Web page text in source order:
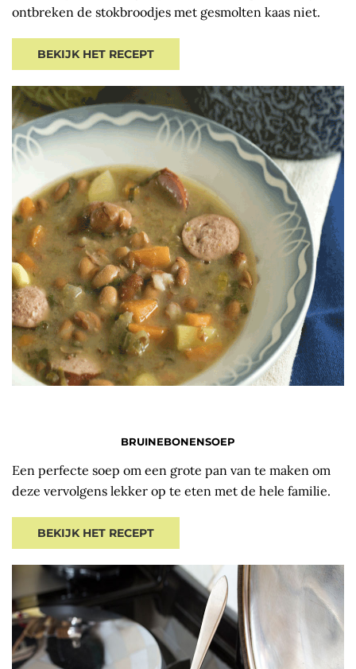
ontbreken de stokbroodjes met gesmolten kaas niet.
BEKIJK HET RECEPT
BRUINEBONENSOEP
Een perfecte soep om een grote pan van te maken om
deze vervolgens lekker op te eten met de hele familie.
BEKIJK HET RECEPT